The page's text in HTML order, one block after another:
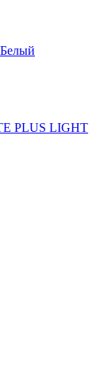
PLUS LIGHT